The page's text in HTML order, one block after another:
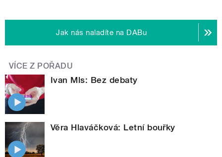
Jak nás naladíte na DABu
VÍCE Z POŘADU
Ivan Mls: Bez debaty
Věra Hlaváčková: Letní bouřky